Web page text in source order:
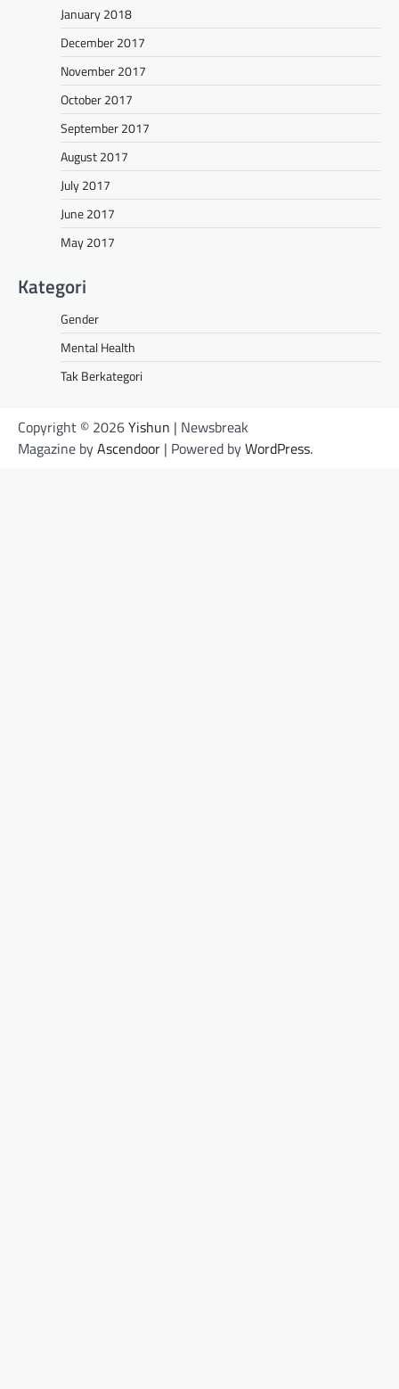
January 2018
December 2017
November 2017
October 2017
September 2017
August 2017
July 2017
June 2017
May 2017
Kategori
Gender
Mental Health
Tak Berkategori
Copyright © 2026Yishun | Newsbreak
Magazine byAscendoor | Powered byWordPress.